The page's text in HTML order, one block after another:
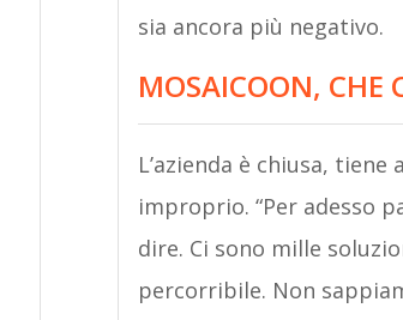
sia ancora più negativo.
MOSAICOON, CHE
L’azienda è chiusa,
improprio. “Per adesso
dire. Ci sono mille
percorribile. Non